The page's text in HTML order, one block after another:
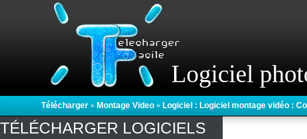
Logiciel
Télécharger » Montage Video » Logiciel : Logiciel montage vidéo :
TÉLÉCHARGER LOGICIELS